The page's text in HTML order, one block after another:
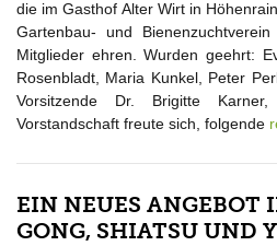
die im Gasthof Alter Wirt in
Gartenbau- und
Mitglieder ehren. Wurden geehrt:
Rosenbladt, Maria Kunkel, Peter
Vorsitzende Dr. Brigitte
Vorstandschaft freute sich, folgende
EIN NEUES ANGEBOT
GONG, SHIATSU UND